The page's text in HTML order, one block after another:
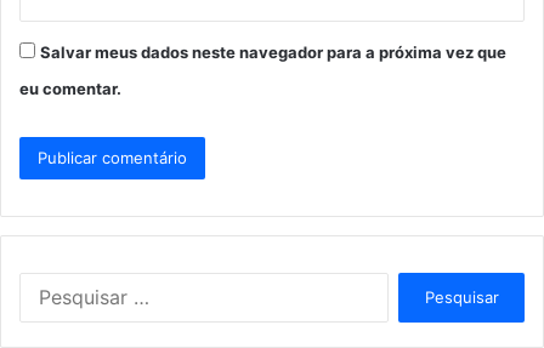
Salvar meus dados neste navegador para a próxima vez que
eu comentar.